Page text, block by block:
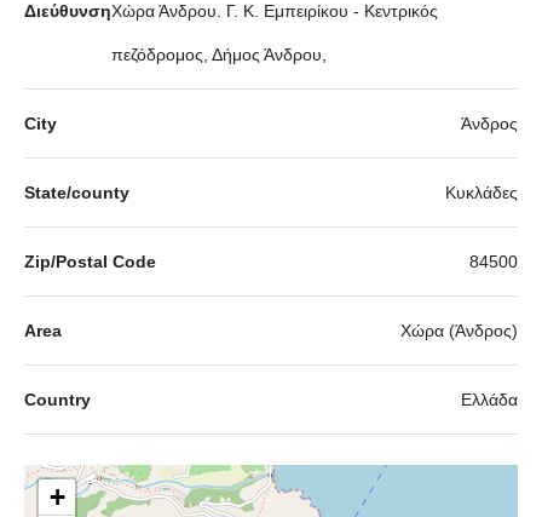
ΔιεύθυνσηΧώρα Άνδρου. Γ. Κ. Εμπειρίκου - Κεντρικός
πεζόδρομος, Δήμος Άνδρου,
City Άνδρος
State/county Κυκλάδες
Zip/Postal Code 84500
Area Χώρα (Άνδρος)
Country Ελλάδα
+